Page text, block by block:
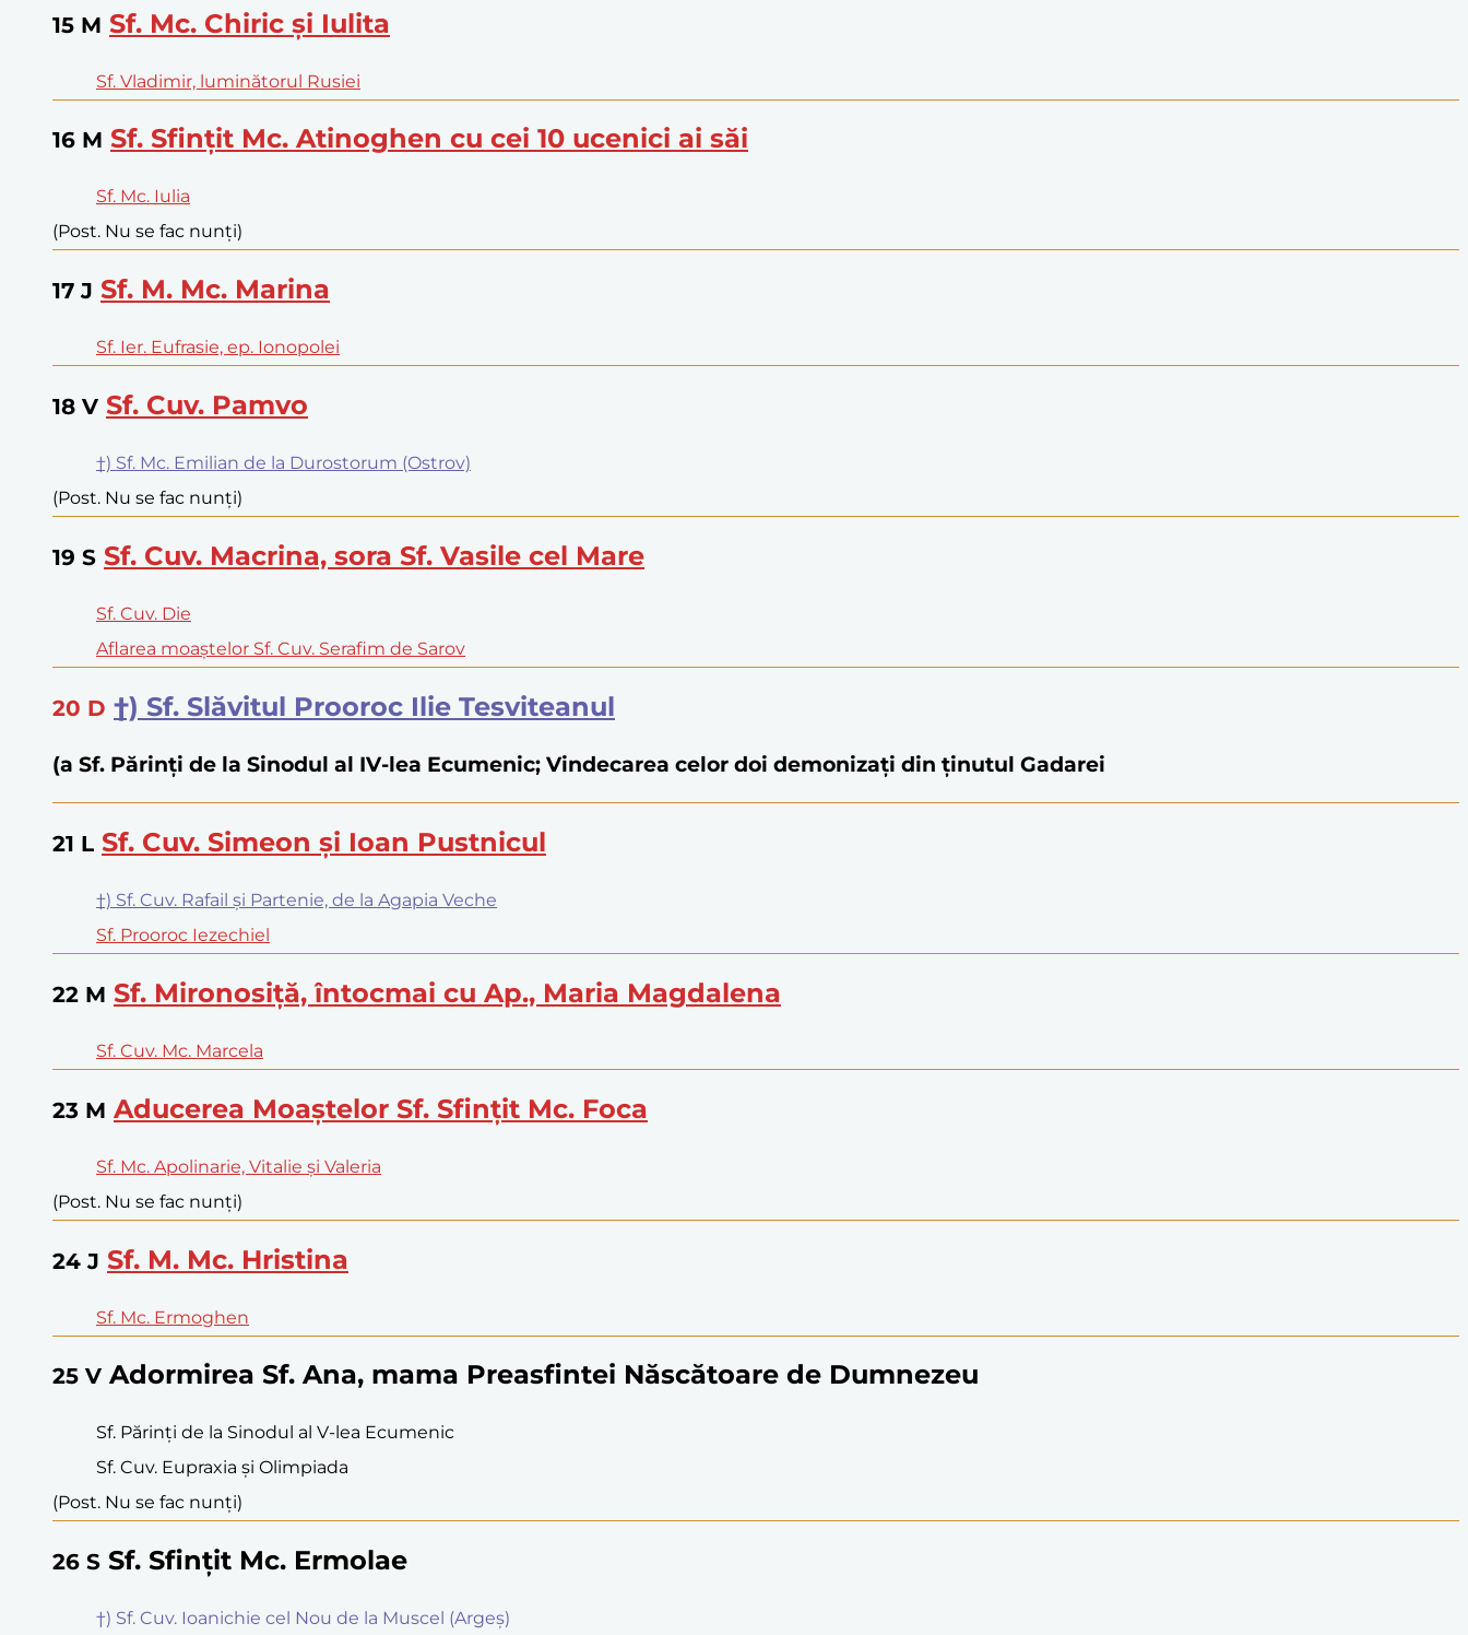
15 M Sf. Mc. Chiric și Iulita
Sf. Vladimir, luminătorul Rusiei
16 M Sf. Sfințit Mc. Atinoghen cu cei 10 ucenici ai săi
Sf. Mc. Iulia
(Post. Nu se fac nunți)
17 J Sf. M. Mc. Marina
Sf. Ier. Eufrasie, ep. Ionopolei
18 V Sf. Cuv. Pamvo
†) Sf. Mc. Emilian de la Durostorum (Ostrov)
(Post. Nu se fac nunți)
19 S Sf. Cuv. Macrina, sora Sf. Vasile cel Mare
Sf. Cuv. Die
Aflarea moaștelor Sf. Cuv. Serafim de Sarov
20 D †) Sf. Slăvitul Prooroc Ilie Tesviteanul
(a Sf. Părinţi de la Sinodul al IV-lea Ecumenic; Vindecarea celor doi demonizați din ținutul Gadarei
21 L Sf. Cuv. Simeon și Ioan Pustnicul
†) Sf. Cuv. Rafail și Partenie, de la Agapia Veche
Sf. Prooroc Iezechiel
22 M Sf. Mironosiță, întocmai cu Ap., Maria Magdalena
Sf. Cuv. Mc. Marcela
23 M Aducerea Moaștelor Sf. Sfințit Mc. Foca
Sf. Mc. Apolinarie, Vitalie și Valeria
(Post. Nu se fac nunți)
24 J Sf. M. Mc. Hristina
Sf. Mc. Ermoghen
25 V Adormirea Sf. Ana, mama Preasfintei Născătoare de Dumnezeu
Sf. Părinți de la Sinodul al V-lea Ecumenic
Sf. Cuv. Eupraxia și Olimpiada
(Post. Nu se fac nunți)
26 S Sf. Sfințit Mc. Ermolae
†) Sf. Cuv. Ioanichie cel Nou de la Muscel (Argeș)